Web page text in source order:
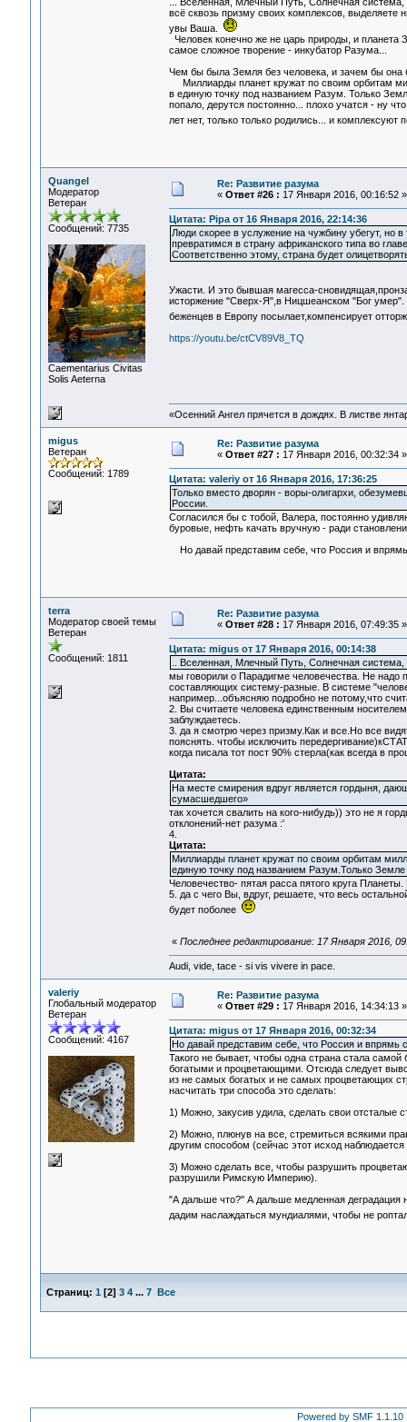
всё сквозь призму своих комплексов, выделяете
увы Ваша.
Человек конечно же не царь природы, и планета
самое сложное творение - инкубатор Разума...
Чем бы была Земля без человека, и зачем бы
Миллиарды планет кружат по своим орбитам
в единую точку под названием Разум. Только
попало, дерутся постоянно... плохо учатся - ну
лет нет, только только родились... и комплексуют
Quangel
Модератор
Ветеран
Сообщений: 7735
Сaementarius Civitas
Solis Aeterna
Re: Развитие разума
« Ответ #26 : 17 Января 2016, 00:16:52 »
Цитата: Pipa от 16 Января 2016, 22:14:36
Люди скорее в услужение на чужбину убегут, но
превратимся в страну африканского типа во
Соответственно этому, страна будет
Ужасти. И это бывшая магесса-
исторжение "Сверх-Я",в Ницшеанском "Бог
беженцев в Европу посылает,компенсирует
https://youtu.be/ctCV89V8_TQ
«Осенний Ангел прячется в дождях. В листве
migus
Ветеран
Сообщений: 1789
Re: Развитие разума
« Ответ #27 : 17 Января 2016, 00:32:34 »
Цитата: valeriy от 16 Января 2016, 17:36:25
Только вместо дворян - воры-олигархи,
России.
Согласился бы с тобой, Валера, постоянно
буровые, нефть качать вручную - ради
Но давай представим себе, что Россия и
terra
Модератор своей темы
Ветеран
Сообщений: 1811
Re: Развитие разума
« Ответ #28 : 17 Января 2016, 07:49:35 »
Цитата: migus от 17 Января 2016, 00:14:38
.. Вселенная, Млечный Путь, Солнечная
мы говорили о Парадигме человечества. Не надо
составляющих систему-разные. В системе
например...объясняю подробно не потому,что
2. Вы считаете человека единственным
заблуждаетесь.
3. да я смотрю через призму.Как и все.Но все
пояснять. чтобы исключить
когда писала тот пост 90% стерла(как всегда в
Цитата:
На месте смирения вдруг является гордыня,
сумасшедшего»
так хочется свалить на кого-нибудь)) это не я
отклонений-нет разума :'
4.
Цитата:
Миллиарды планет кружат по своим орбитам
единую точку под названием Разум.Только Земле
Человечество- пятая расса пятого круга
5. да с чего Вы, вдруг, решаете, что весь
будет поболее
« Последнее редактирование: 17 Января 2016,
Audi, vide, tace - si vis vivere in pace.
valeriy
Глобальный модератор
Ветеран
Сообщений: 4167
Re: Развитие разума
« Ответ #29 : 17 Января 2016, 14:34:13 »
Цитата: migus от 17 Января 2016, 00:32:34
Но давай представим себе, что Россия и впрямь
Такого не бывает, чтобы одна страна стала
богатыми и процветающими. Отсюда следует
из не самых богатых и не самых процветающих
насчитать три способа это сделать:
1) Можно, закусив удила, сделать свои
2) Можно, плюнув на все, стремиться всякими
другим способом (сейчас этот исход
3) Можно сделать все, чтобы разрушить
разрушили Римскую Империю).
"А дальше что?" А дальше медленная деградация
дадим наслаждаться мундиалями, чтобы не
Страниц: 1 [2] 3 4 ... 7 Все
Powered by SMF 1.1.10